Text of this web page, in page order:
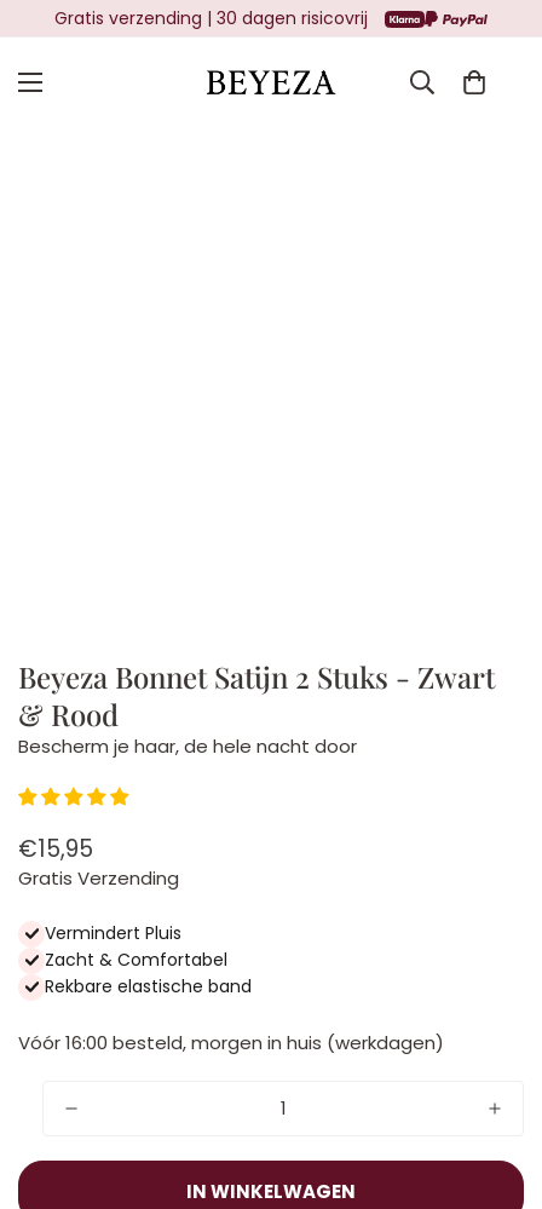
Gratis verzending | 30 dagen risicovrij
Beyeza Bonnet Satijn 2 Stuks - Zwart
& Rood
Bescherm je haar, de hele nacht door
Normale
prijs
€15,95
Gratis Verzending
Vermindert Pluis
Zacht & Comfortabel
Rekbare elastische band
Vóór 16:00 besteld, morgen in huis (werkdagen)
IN WINKELWAGEN